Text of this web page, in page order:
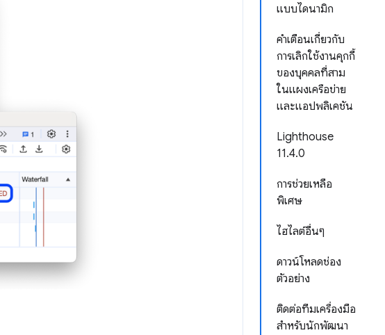
แบบไดนามิก
คำเตือนเกี่ยวกับ
การเลิกใช้งานคุกกี้
ของบุคคลที่สาม
ในแผงเครือข่าย
และแอปพลิเคชัน
Lighthouse
11.4.0
การช่วยเหลือ
พิเศษ
ไฮไลต์อื่นๆ
ดาวน์โหลดช่อง
ตัวอย่าง
ติดต่อทีมเครื่องมือ
สำหรับนักพัฒนา